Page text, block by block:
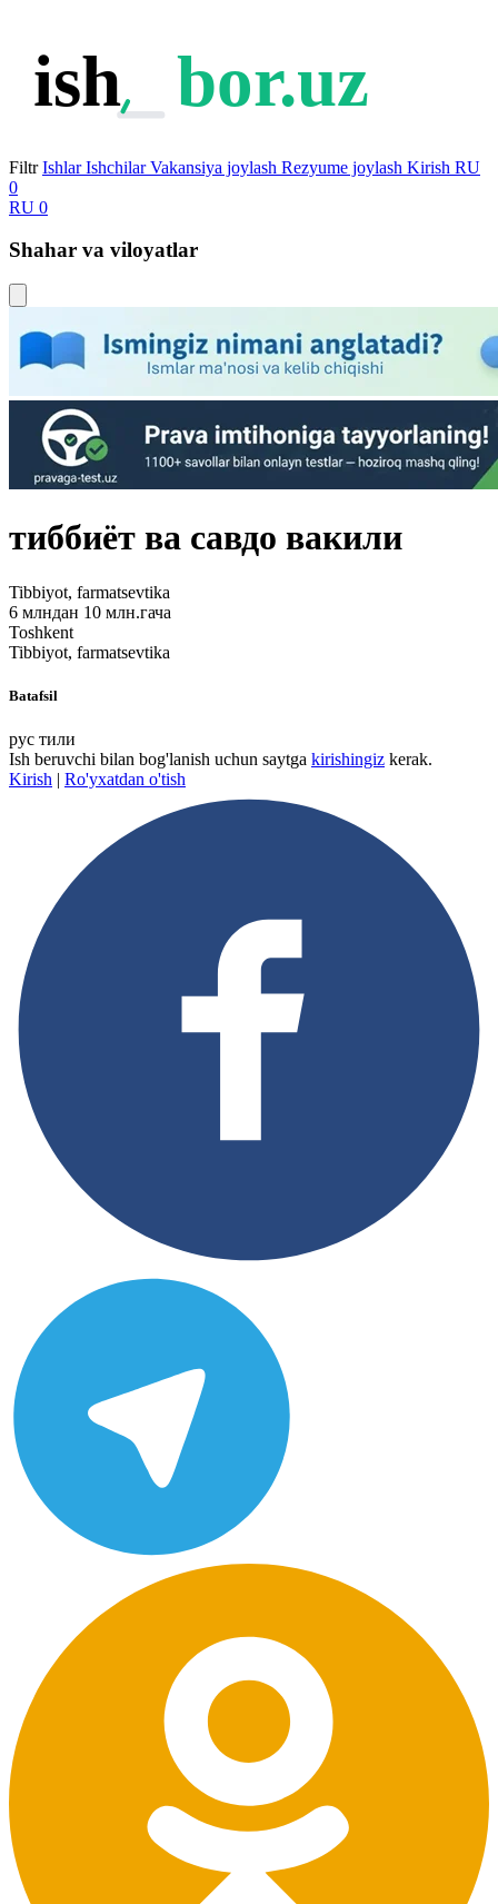
ish bor.uz
Filtr Ishlar Ishchilar Vakansiya joylash Rezyume joylash Kirish RU
0
RU 0
Shahar va viloyatlar
тиббиёт ва савдо вакили
Tibbiyot, farmatsevtika
6 млндан 10 млн.гача
Toshkent
Tibbiyot, farmatsevtika
Batafsil
рус тили
Ish beruvchi bilan bog'lanish uchun saytga kirishingiz kerak.
Kirish | Ro'yxatdan o'tish